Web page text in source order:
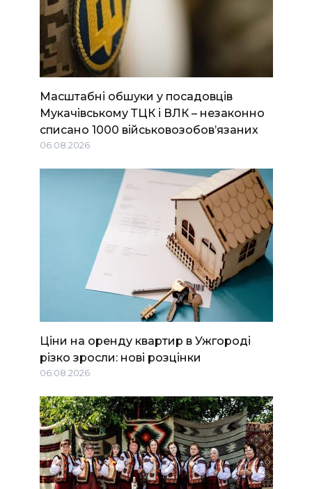
Масштабні обшуки у посадовців
Мукачівському ТЦК і ВЛК – незаконно
списано 1000 військовозобов’язаних
06.08.2026
Ціни на оренду квартир в Ужгороді
різко зросли: нові розцінки
06.08.2026